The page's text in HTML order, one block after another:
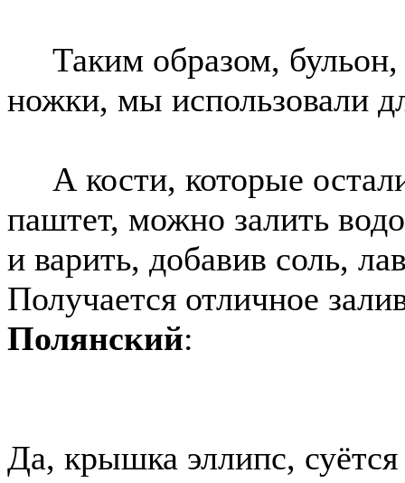
Таким образом, бульон,
ножки, мы использовали
А кости, которые
паштет, можно залить
и варить, добавив соль,
Получается отличное
Полянский:
Да, крышка эллипс,